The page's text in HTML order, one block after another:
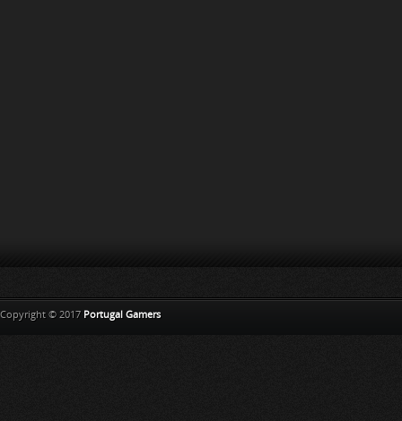
Copyright © 2017 Portugal Gamers